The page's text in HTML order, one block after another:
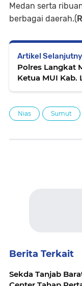
Medan serta
berbagai daerah.(
Artikel
Polres Langkat
Ketua MUI Kab. Langkat
Nias Sumut
Berita Terkait
Sekda Tanjab